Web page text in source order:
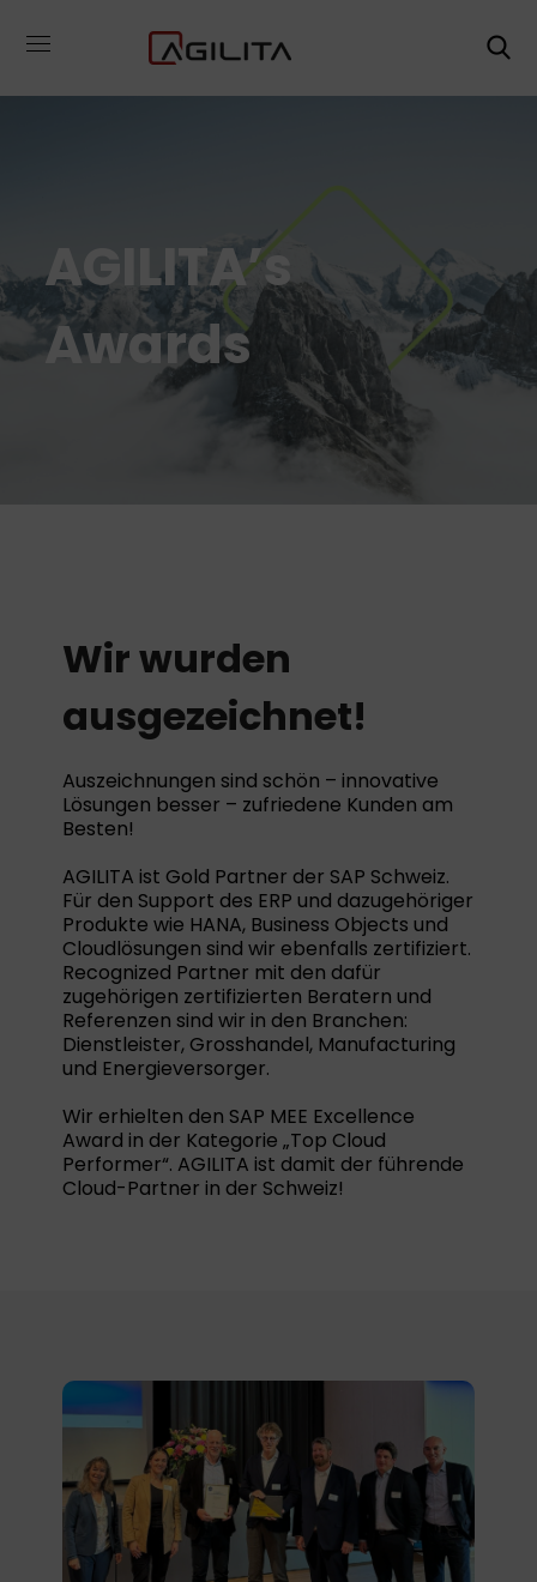
AGILITA’s
Awards
Wir wurden
ausgezeichnet!
Auszeichnungen sind schön – innovative
Lösungen besser – zufriedene Kunden am
Besten!
AGILITA ist Gold Partner der SAP Schweiz.
Für den Support des ERP und dazugehöriger
Produkte wie HANA, Business Objects und
Cloudlösungen sind wir ebenfalls zertifiziert.
Recognized Partner mit den dafür
zugehörigen zertifizierten Beratern und
Referenzen sind wir in den Branchen:
Dienstleister, Grosshandel, Manufacturing
und Energieversorger.
Wir erhielten den SAP MEE Excellence
Award in der Kategorie „Top Cloud
Performer“. AGILITA ist damit der führende
Cloud-Partner in der Schweiz!